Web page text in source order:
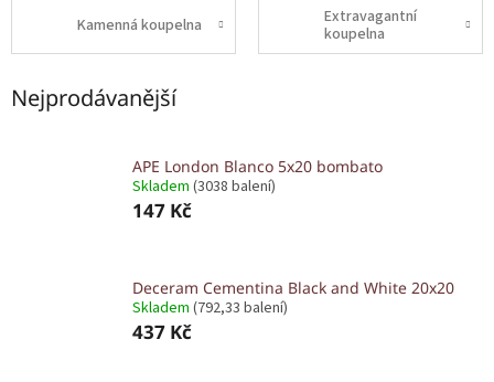
Kamenná koupelna
Extravagantní
koupelna
Nejprodávanější
APE London Blanco 5x20 bombato
Skladem (3038 balení)
147 Kč
Deceram Cementina Black and White 20x20
Skladem (792,33 balení)
437 Kč